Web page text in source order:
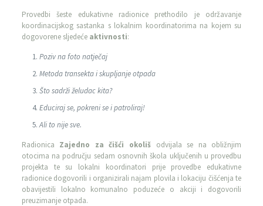
Provedbi šeste edukativne radionice prethodilo je održavanje
koordinacijskog sastanka s lokalnim koordinatorima na kojem su
dogovorene sljedeće aktivnosti:
Poziv na foto natječaj
Metoda transekta i skupljanje otpada
Što sadrži želudac kita?
Educiraj se, pokreni se i patroliraj!
Ali to nije sve.
Radionica Zajedno za čišći okoliš odvijala se na obližnjim
otocima na području sedam osnovnih škola uključenih u provedbu
projekta te su lokalni koordinatori prije provedbe edukativne
radionice dogovorili i organizirali najam plovila i lokaciju čišćenja te
obavijestili lokalno komunalno poduzeće o akciji i dogovorili
preuzimanje otpada.